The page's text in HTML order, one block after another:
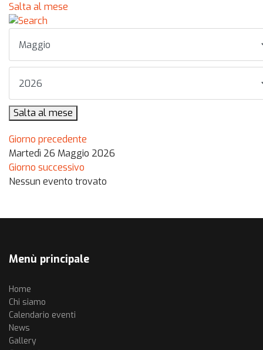
Salta al mese
Salta al mese
Giorno precedente
Martedì 26 Maggio 2026
Giorno successivo
Nessun evento trovato
Menù principale
Home
Chi siamo
Calendario eventi
News
Gallery